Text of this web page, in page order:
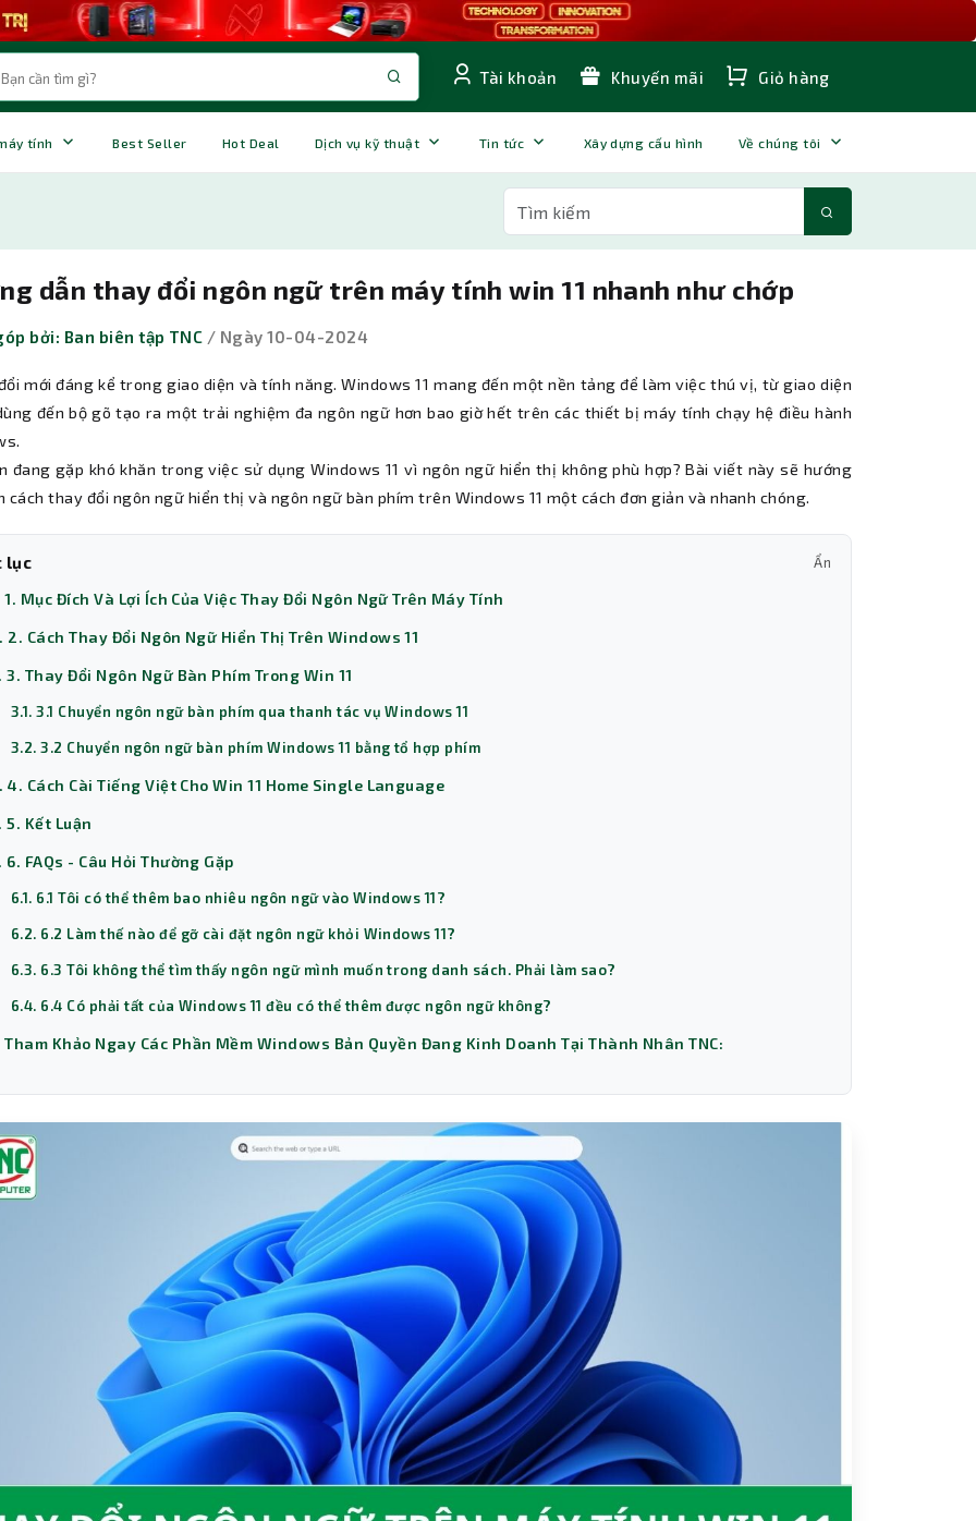
Tài khoản Khuyến mãi Giỏ hàng
tính Best Seller Hot Deal Dịch vụ kỹ thuật Tin tức Xây dựng cấu hình Về chúng tôi
dẫn thay đổi ngôn ngữ trên máy tính win 11 nhanh như chớp
bởi: Ban biên tập TNC / Ngày 10-04-2024
mới đáng kể trong giao diện và tính năng. Windows 11 mang đến một nền tảng để làm việc thú vị, từ giao diện
đến bộ gõ tạo ra một trải nghiệm đa ngôn ngữ hơn bao giờ hết trên các thiết bị máy tính chạy hệ điều hành
đang gặp khó khăn trong việc sử dụng Windows 11 vì ngôn ngữ hiển thị không phù hợp? Bài viết này sẽ hướng
cách thay đổi ngôn ngữ hiển thị và ngôn ngữ bàn phím trên Windows 11 một cách đơn giản và nhanh chóng.
lục Ẩn
1. Mục Đích Và Lợi Ích Của Việc Thay Đổi Ngôn Ngữ Trên Máy Tính
2. Cách Thay Đổi Ngôn Ngữ Hiển Thị Trên Windows 11
3. Thay Đổi Ngôn Ngữ Bàn Phím Trong Win 11
3.1. 3.1 Chuyển ngôn ngữ bàn phím qua thanh tác vụ Windows 11
3.2. 3.2 Chuyển ngôn ngữ bàn phím Windows 11 bằng tổ hợp phím
4. Cách Cài Tiếng Việt Cho Win 11 Home Single Language
5. Kết Luận
6. FAQs - Câu Hỏi Thường Gặp
6.1. 6.1 Tôi có thể thêm bao nhiêu ngôn ngữ vào Windows 11?
6.2. 6.2 Làm thế nào để gỡ cài đặt ngôn ngữ khỏi Windows 11?
6.3. 6.3 Tôi không thể tìm thấy ngôn ngữ mình muốn trong danh sách. Phải làm sao?
6.4. 6.4 Có phải tất của Windows 11 đều có thể thêm được ngôn ngữ không?
Tham Khảo Ngay Các Phần Mềm Windows Bản Quyền Đang Kinh Doanh Tại Thành Nhân TNC: